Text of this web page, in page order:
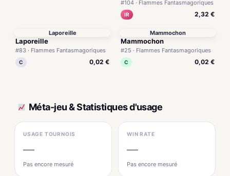
#104 · Flammes Fantasmagoriques
IR 2,32 €
Laporeille
Laporeille
#83 · Flammes Fantasmagoriques
C 0,02 €
Mammochon
Mammochon
#25 · Flammes Fantasmagoriques
C 0,02 €
Méta-jeu & Statistiques d'usage
USAGE TOURNOIS
—
Pas encore mesuré
WIN RATE
—
Pas encore mesuré